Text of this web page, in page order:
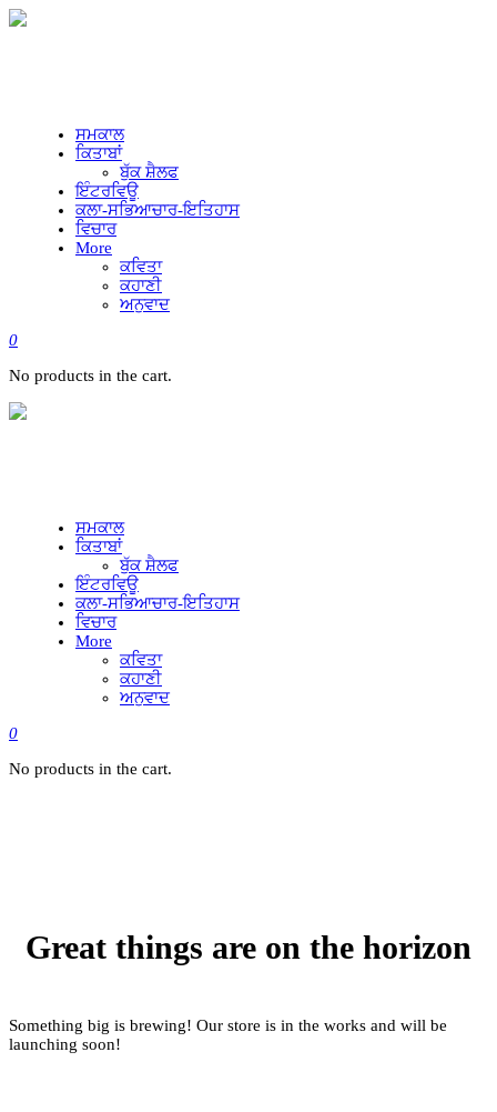
ਸਮਕਾਲ
ਕਿਤਾਬਾਂ
ਬੁੱਕ ਸ਼ੈਲਫ
ਇੰਟਰਵਿਊ
ਕਲਾ-ਸਭਿਆਚਾਰ-ਇਤਿਹਾਸ
ਵਿਚਾਰ
More
ਕਵਿਤਾ
ਕਹਾਣੀ
ਅਨੁਵਾਦ
0
No products in the cart.
ਸਮਕਾਲ
ਕਿਤਾਬਾਂ
ਬੁੱਕ ਸ਼ੈਲਫ
ਇੰਟਰਵਿਊ
ਕਲਾ-ਸਭਿਆਚਾਰ-ਇਤਿਹਾਸ
ਵਿਚਾਰ
More
ਕਵਿਤਾ
ਕਹਾਣੀ
ਅਨੁਵਾਦ
0
No products in the cart.
Great things are on the horizon
Something big is brewing! Our store is in the works and will be
launching soon!